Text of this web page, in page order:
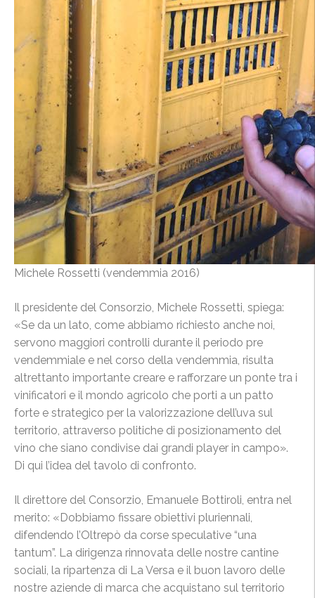
Michele Rossetti (vendemmia 2016)
Il presidente del Consorzio, Michele Rossetti, spiega:
«Se da un lato, come abbiamo richiesto anche noi,
servono maggiori controlli durante il periodo pre
vendemmiale e nel corso della vendemmia, risulta
altrettanto importante creare e rafforzare un ponte tra i
vinificatori e il mondo agricolo che porti a un patto
forte e strategico per la valorizzazione dell’uva sul
territorio, attraverso politiche di posizionamento del
vino che siano condivise dai grandi player in campo».
Di qui l’idea del tavolo di confronto.
Il direttore del Consorzio, Emanuele Bottiroli, entra nel
merito: «Dobbiamo fissare obiettivi pluriennali,
difendendo l’Oltrepò da corse speculative “una
tantum”. La dirigenza rinnovata delle nostre cantine
sociali, la ripartenza di La Versa e il buon lavoro delle
nostre aziende di marca che acquistano sul territorio